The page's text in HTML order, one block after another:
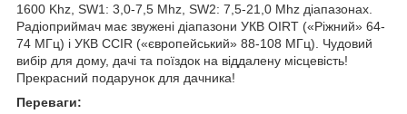
1600 Khz, SW1: 3,0-7,5 Mhz, SW2: 7,5-21,0 Mhz діапазонах.
Радіоприймач має звужені діапазони УКВ OIRT («Ріжний» 64-
74 МГц) і УКВ CCIR («європейський» 88-108 МГц). Чудовий
вибір для дому, дачі та поїздок на віддалену місцевість!
Прекрасний подарунок для дачника!
Переваги: